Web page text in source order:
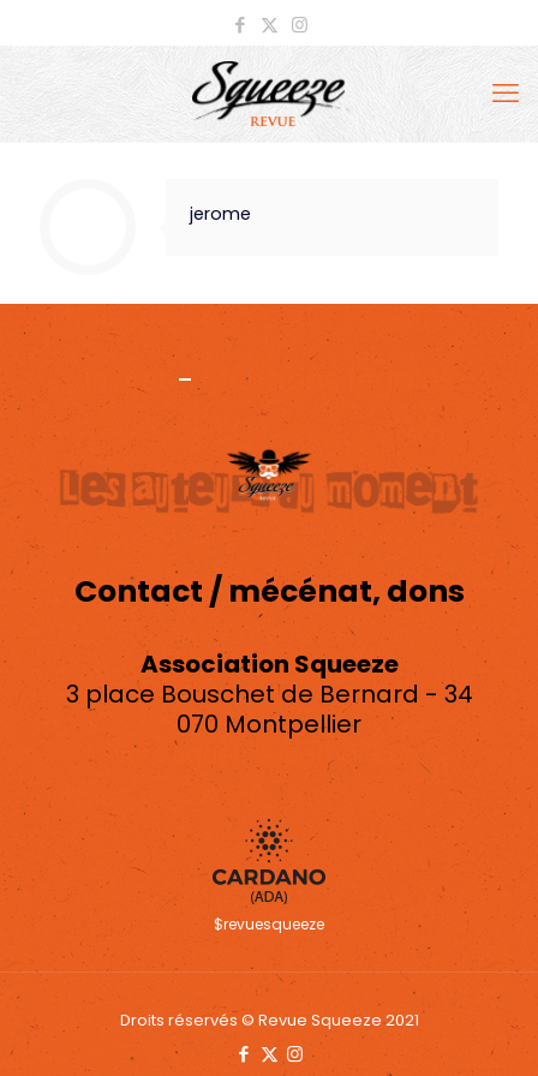
jerome
Projet -Mentions légales
Contact / mécénat, dons
Association Squeeze
3 place Bouschet de Bernard - 34
070 Montpellier
asso.squeeze@gmail.com
$revuesqueeze
Droits réservés © Revue Squeeze 2021